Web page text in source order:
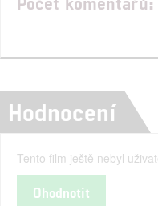
Hodnocení
Tento film ještě nebyl
Ohodnotit